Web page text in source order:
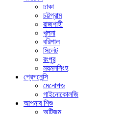
ঢাকা
চট্টগ্রাম
রাজশাহী
খুলনা
বরিশাল
সিলেট
রংপুর
ময়মনসিংহ
প্রেগনেন্সি
মেনোপজ
গাইনোকোলজি
আপনার শিশু
অটিজম